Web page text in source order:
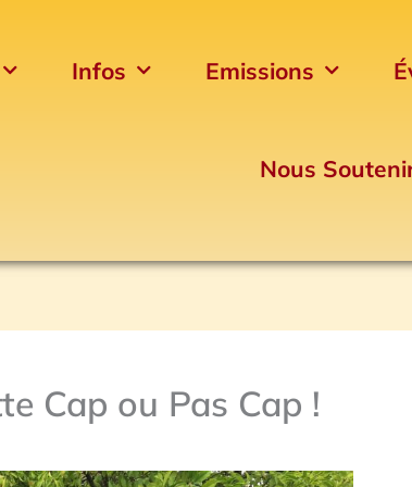
Infos Emissions
Nous
Cap ou Pas Cap !